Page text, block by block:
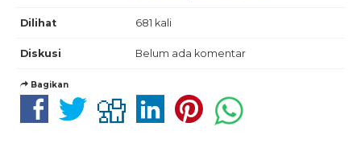
Dilihat 681 kali
Diskusi Belum ada komentar
Bagikan